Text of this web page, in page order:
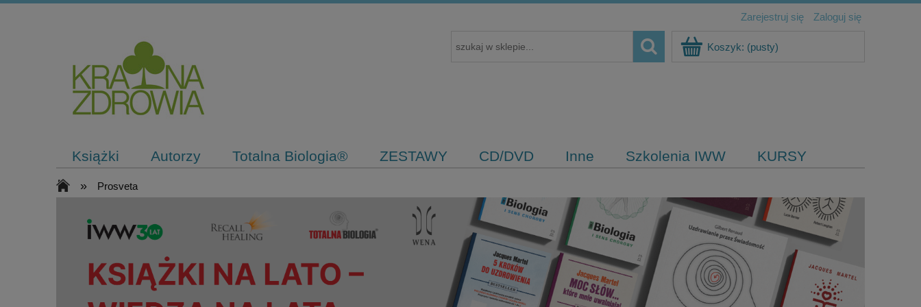
Zarejestruj się Zaloguj się
Koszyk: (pusty)
Książki Autorzy Totalna Biologia® ZESTAWY CD/DVD Inne Szkolenia IWW KURSY
» Prosveta